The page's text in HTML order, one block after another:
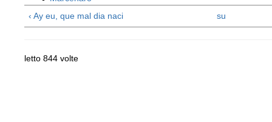
‹ Ay eu, que mal dia naci
su
letto 844 volte